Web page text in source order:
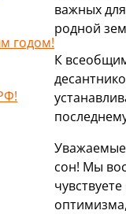
годом!
важных
родной
К
Уважаемые
сон! Мы